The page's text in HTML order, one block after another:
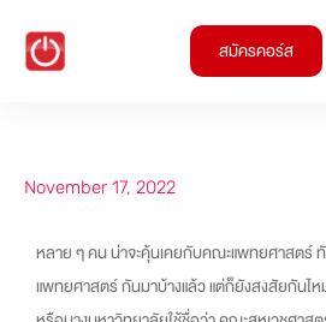
สมัครคอร์ส
November 17, 2022
หลาย ๆ คน น่าจะคุ้นเคยกับคณะแพทยศาสตร์
แพทยศาสตร์ กันมาบ้างแล้ว แต่ก็ยังสงสัยกันไ